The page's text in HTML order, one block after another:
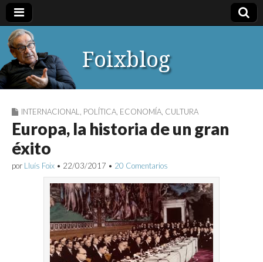
Foixblog
INTERNACIONAL POLÍTICA ECONOMÍA CULTURA
Europa, la historia de un gran
éxito
por Lluís Foix • 22/03/2017 • 20 Comentarios